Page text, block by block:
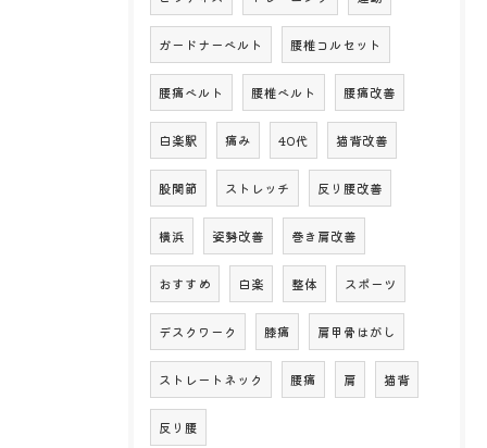
ガードナーベルト 腰椎コルセット
腰痛ベルト 腰椎ベルト 腰痛改善
白楽駅 痛み 40代 猫背改善
股関節 ストレッチ 反り腰改善
横浜 姿勢改善 巻き肩改善
おすすめ 白楽 整体 スポーツ
デスクワーク 膝痛 肩甲骨はがし
ストレートネック 腰痛 肩 猫背
反り腰